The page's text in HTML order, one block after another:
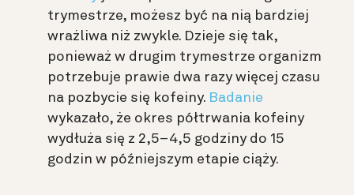
trymestrze, możesz być na nią bardziej
wrażliwa niż zwykle. Dzieje się tak,
ponieważ w drugim trymestrze organizm
potrzebuje prawie dwa razy więcej czasu
na pozbycie się kofeiny. Badanie
wykazało, że okres półtrwania kofeiny
wydłuża się z 2,5–4,5 godziny do 15
godzin w późniejszym etapie ciąży.